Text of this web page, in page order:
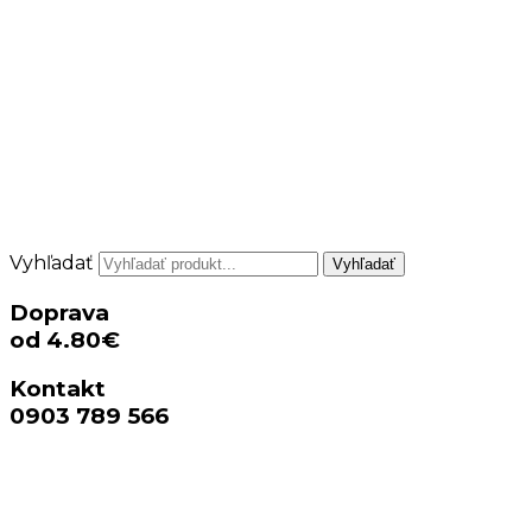
Vyhľadať Vyhľadať
Doprava
od 4.80€
Kontakt
0903 789 566